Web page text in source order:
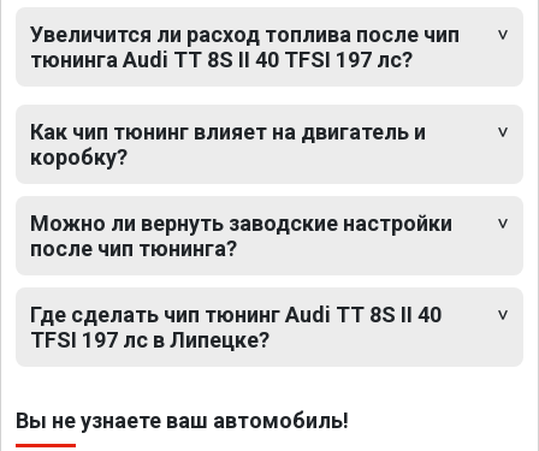
Увеличится ли расход топлива после чип
тюнинга Audi TT 8S II 40 TFSI 197 лс?
Как чип тюнинг влияет на двигатель и
коробку?
Можно ли вернуть заводские настройки
после чип тюнинга?
Где сделать чип тюнинг Audi TT 8S II 40
TFSI 197 лс в Липецке?
Вы не узнаете ваш автомобиль!